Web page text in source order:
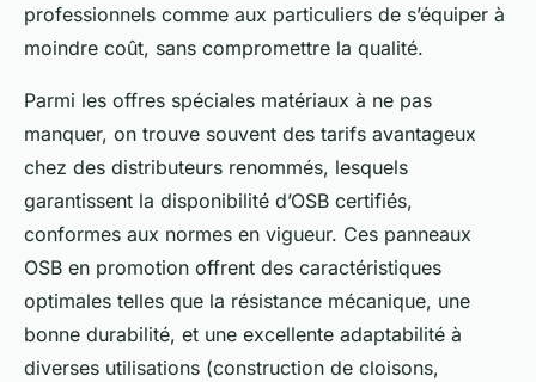
professionnels comme aux particuliers de s’équiper à
moindre coût, sans compromettre la qualité.
Parmi les offres spéciales matériaux à ne pas
manquer, on trouve souvent des tarifs avantageux
chez des distributeurs renommés, lesquels
garantissent la disponibilité d’OSB certifiés,
conformes aux normes en vigueur. Ces panneaux
OSB en promotion offrent des caractéristiques
optimales telles que la résistance mécanique, une
bonne durabilité, et une excellente adaptabilité à
diverses utilisations (construction de cloisons,